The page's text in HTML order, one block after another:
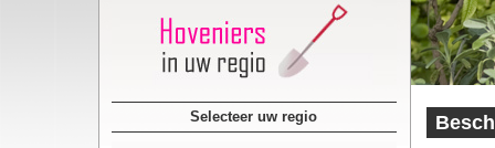
Selecteer uw regio